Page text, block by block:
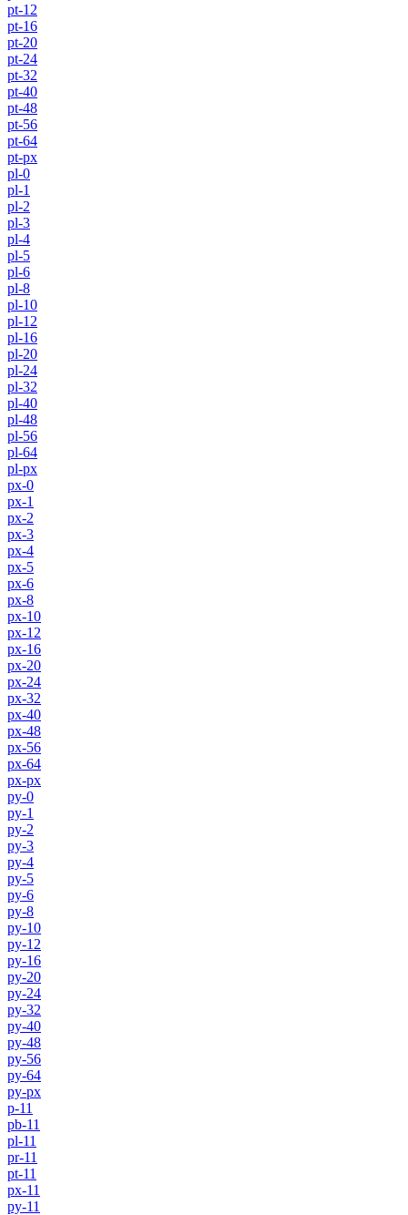
pt-12
pt-16
pt-20
pt-24
pt-32
pt-40
pt-48
pt-56
pt-64
pt-px
pl-0
pl-1
pl-2
pl-3
pl-4
pl-5
pl-6
pl-8
pl-10
pl-12
pl-16
pl-20
pl-24
pl-32
pl-40
pl-48
pl-56
pl-64
pl-px
px-0
px-1
px-2
px-3
px-4
px-5
px-6
px-8
px-10
px-12
px-16
px-20
px-24
px-32
px-40
px-48
px-56
px-64
px-px
py-0
py-1
py-2
py-3
py-4
py-5
py-6
py-8
py-10
py-12
py-16
py-20
py-24
py-32
py-40
py-48
py-56
py-64
py-px
p-11
pb-11
pl-11
pr-11
pt-11
px-11
py-11